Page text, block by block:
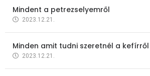
Mindent a petrezselyemről
2023.12.21.
Minden amit tudni szeretnél a kefírről
2023.12.21.